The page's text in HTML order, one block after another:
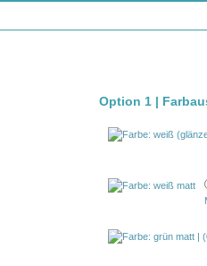
Option 1 |